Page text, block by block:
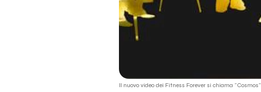
Il nuovo video dei Fitness Forever si chiama "Cosmos"